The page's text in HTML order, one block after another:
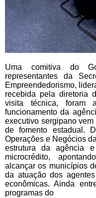
Uma comitiva do
representantes da
Empreendedorismo,
recebida pela diretoria
visita técnica, foram
funcionamento da
executivo sergipano
de fomento estadual.
Operações e Negócios
estrutura da agência
microcrédito,
alcançar os municípios
da atuação dos
econômicas. Ainda
programas do